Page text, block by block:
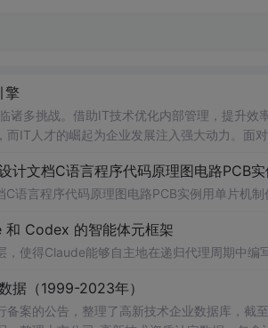
擎
诸多挑战。借助IT技术优化内部管理，提升效
IT人才的崛起为企业发展注入强大动力。面
计文档C语言程序代码原理图电路PCB
语言程序代码原理图电路PCB实例用单片机制
Codex 的智能体元框架
使得Claude能够自主地在递归代理周期中编
据（1999-2023年）
的公告，整理了高新技术企业数据库，截至